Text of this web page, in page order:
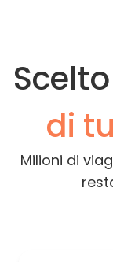
di
Milioni di